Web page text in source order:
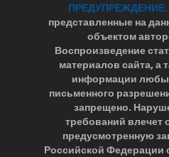
ПРЕДУПРЕЖДЕНИЕ.
представленные на
объектом
Воспроизведение
материалов сайта, а
информации
письменного
запрещено.
требований влечет
предусмотренную
Российской Федерации